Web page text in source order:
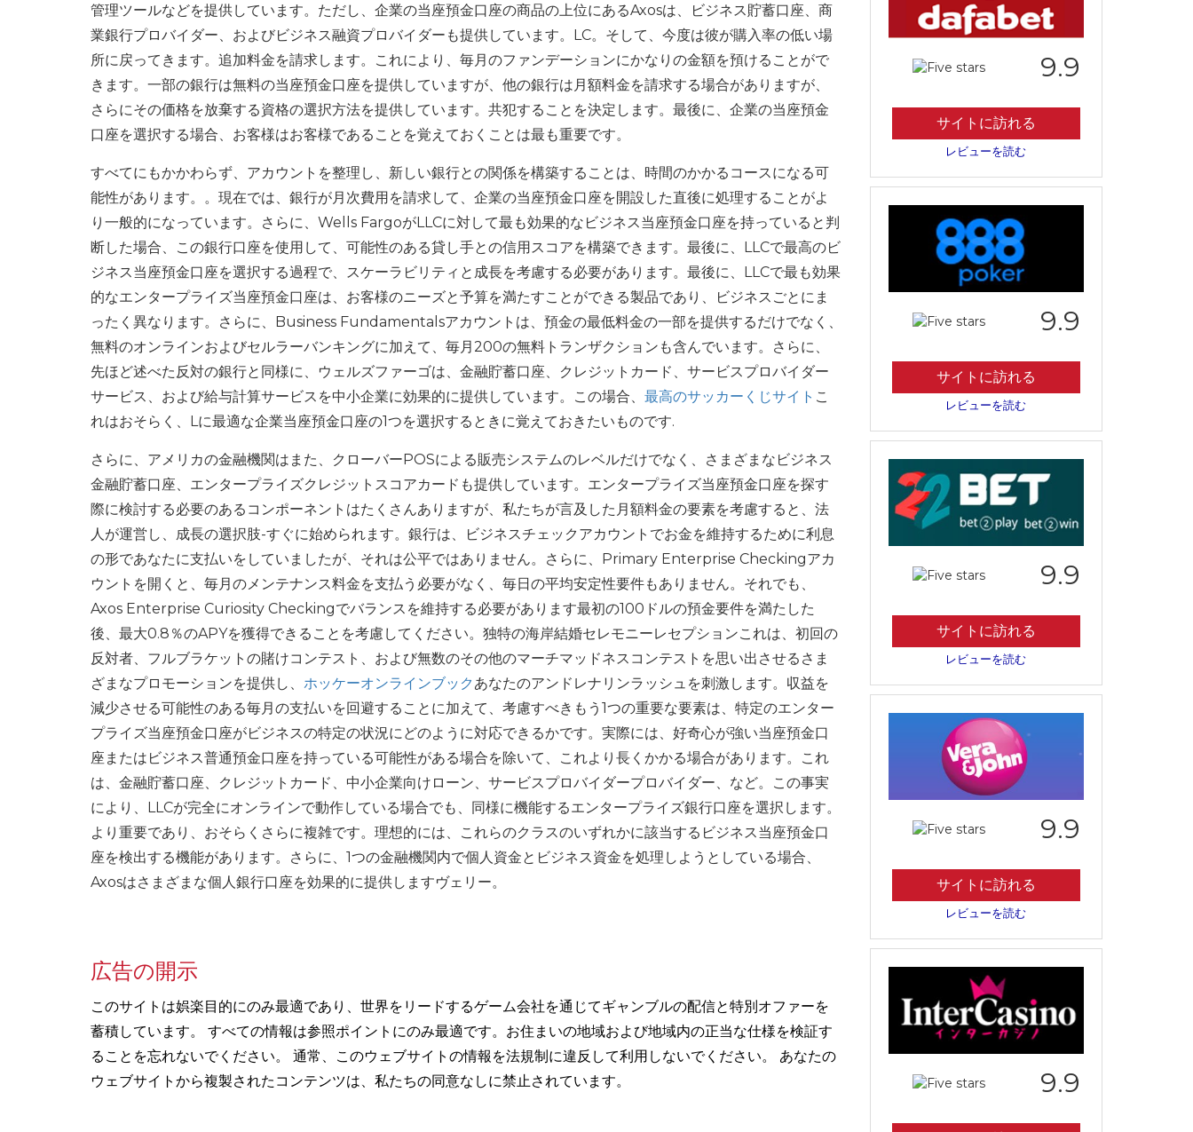
管理ツールなどを提供しています。ただし、企業の当座預金口座の商品の上位にあるAxosは、ビジネス貯蓄口座、商
業銀行プロバイダー、およびビジネス融資プロバイダーも提供しています。LC。そして、今度は彼が購入率の低い場
所に戻ってきます。追加料金を請求します。これにより、毎月のファンデーションにかなりの金額を預けることがで
きます。一部の銀行は無料の当座預金口座を提供していますが、他の銀行は月額料金を請求する場合がありますが、
さらにその価格を放棄する資格の選択方法を提供しています。共犯することを決定します。最後に、企業の当座預金
口座を選択する場合、お客様はお客様であることを覚えておくことは最も重要です。
すべてにもかかわらず、アカウントを整理し、新しい銀行との関係を構築することは、時間のかかるコースになる可
能性があります。。現在では、銀行が月次費用を請求して、企業の当座預金口座を開設した直後に処理することがよ
り一般的になっています。さらに、Wells FargoがLLCに対して最も効果的なビジネス当座預金口座を持っていると判
断した場合、この銀行口座を使用して、可能性のある貸し手との信用スコアを構築できます。最後に、LLCで最高のビ
ジネス当座預金口座を選択する過程で、スケーラビリティと成長を考慮する必要があります。最後に、LLCで最も効果
的なエンタープライズ当座預金口座は、お客様のニーズと予算を満たすことができる製品であり、ビジネスごとにま
ったく異なります。さらに、Business Fundamentalsアカウントは、預金の最低料金の一部を提供するだけでなく、
無料のオンラインおよびセルラーバンキングに加えて、毎月200の無料トランザクションも含んでいます。さらに、
先ほど述べた反対の銀行と同様に、ウェルズファーゴは、金融貯蓄口座、クレジットカード、サービスプロバイダー
サービス、および給与計算サービスを中小企業に効果的に提供しています。この場合、 最高のサッカーくじサイト こ
れはおそらく、Lに最適な企業当座預金口座の1つを選択するときに覚えておきたいものです.
さらに、アメリカの金融機関はまた、クローバーPOSによる販売システムのレベルだけでなく、さまざまなビジネス
金融貯蓄口座、エンタープライズクレジットスコアカードも提供しています。エンタープライズ当座預金口座を探す
際に検討する必要のあるコンポーネントはたくさんありますが、私たちが言及した月額料金の要素を考慮すると、法
人が運営し、成長の選択肢-すぐに始められます。銀行は、ビジネスチェックアカウントでお金を維持するために利息
の形であなたに支払いをしていましたが、それは公平ではありません。さらに、Primary Enterprise Checkingアカ
ウントを開くと、毎月のメンテナンス料金を支払う必要がなく、毎日の平均安定性要件もありません。それでも、
Axos Enterprise Curiosity Checkingでバランスを維持する必要があります最初の100ドルの預金要件を満たした
後、最大0.8％のAPYを獲得できることを考慮してください。独特の海岸結婚セレモニーレセプションこれは、初回の
反対者、フルブラケットの賭けコンテスト、および無数のその他のマーチマッドネスコンテストを思い出させるさま
ざまなプロモーションを提供し、 ホッケーオンラインブック あなたのアンドレナリンラッシュを刺激します。収益を
減少させる可能性のある毎月の支払いを回避することに加えて、考慮すべきもう1つの重要な要素は、特定のエンター
プライズ当座預金口座がビジネスの特定の状況にどのように対応できるかです。実際には、好奇心が強い当座預金口
座またはビジネス普通預金口座を持っている可能性がある場合を除いて、これより長くかかる場合があります。これ
は、金融貯蓄口座、クレジットカード、中小企業向けローン、サービスプロバイダープロバイダー、など。この事実
により、LLCが完全にオンラインで動作している場合でも、同様に機能するエンタープライズ銀行口座を選択します。
より重要であり、おそらくさらに複雑です。理想的には、これらのクラスのいずれかに該当するビジネス当座預金口
座を検出する機能があります。さらに、1つの金融機関内で個人資金とビジネス資金を処理しようとしている場合、
Axosはさまざまな個人銀行口座を効果的に提供しますヴェリー。
広告の開示
このサイトは娯楽目的にのみ最適であり、世界をリードするゲーム会社を通じてギャンブルの配信と特別オファーを
蓄積しています。 すべての情報は参照ポイントにのみ最適です。お住まいの地域および地域内の正当な仕様を検証す
ることを忘れないでください。 通常、このウェブサイトの情報を法規制に違反して利用しないでください。 あなたの
ウェブサイトから複製されたコンテンツは、私たちの同意なしに禁止されています。
9.9
サイトに訪れる
レビューを読む
9.9
サイトに訪れる
レビューを読む
9.9
サイトに訪れる
レビューを読む
9.9
サイトに訪れる
レビューを読む
9.9